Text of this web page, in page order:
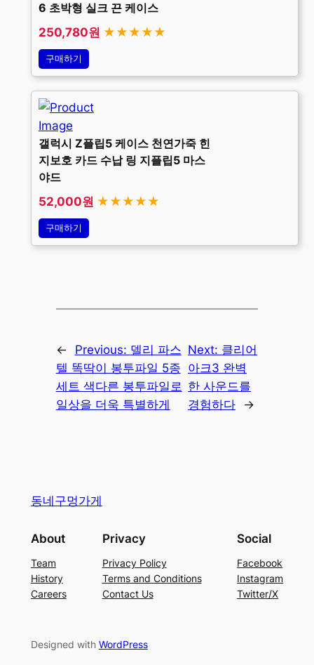
6 초박형 실크 끈 케이스
250,780원 ★★★★★
구매하기
갤럭시 Z플립5 케이스 천연가죽 힌
지보호 카드 수납 링 지플립5 마스
야드
52,000원 ★★★★★
구매하기
← Previous: 델리 파스
텔 똑딱이 봉투파일 5종
세트 색다른 봉투파일로
일상을 더욱 특별하게
Next: 클리어
아크3 완벽
한 사운드를
경험하다
→
동네구멍가게
About
Team
History
Careers
Privacy
Privacy Policy
Terms and Conditions
Contact Us
Social
Facebook
Instagram
Twitter/X
Designed with WordPress